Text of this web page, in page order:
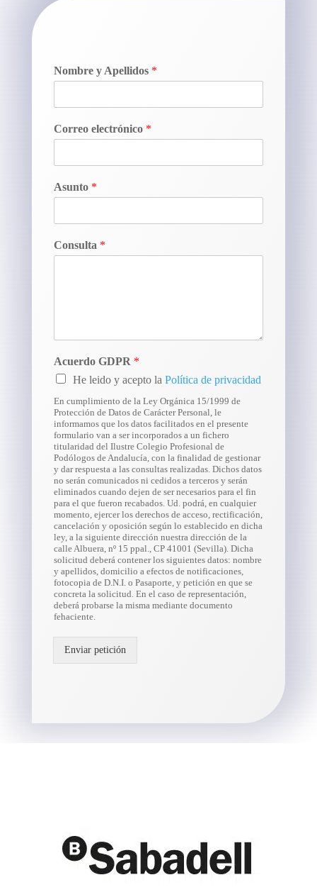
Nombre y Apellidos *
Correo electrónico *
Asunto *
Consulta *
Acuerdo GDPR *
He leido y acepto la Política de privacidad
En cumplimiento de la Ley Orgánica 15/1999 de
Protección de Datos de Carácter Personal, le
informamos que los datos facilitados en el presente
formulario van a ser incorporados a un fichero
titularidad del Ilustre Colegio Profesional de
Podólogos de Andalucía, con la finalidad de gestionar
y dar respuesta a las consultas realizadas. Dichos datos
no serán comunicados ni cedidos a terceros y serán
eliminados cuando dejen de ser necesarios para el fin
para el que fueron recabados. Ud. podrá, en cualquier
momento, ejercer los derechos de acceso, rectificación,
cancelación y oposición según lo establecido en dicha
ley, a la siguiente dirección nuestra dirección de la
calle Albuera, nº 15 ppal., CP 41001 (Sevilla). Dicha
solicitud deberá contener los siguientes datos: nombre
y apellidos, domicilio a efectos de notificaciones,
fotocopia de D.N.I. o Pasaporte, y petición en que se
concreta la solicitud. En el caso de representación,
deberá probarse la misma mediante documento
fehaciente.
Enviar petición